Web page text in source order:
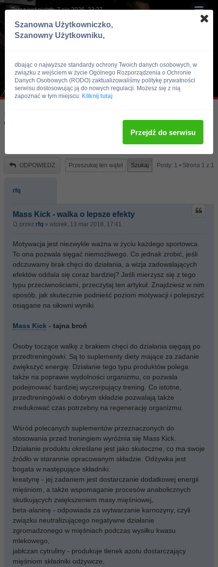
Teraz jest piątek, 7 sie 2026, 23:27
Skocz do:
Odżywki i suplementy
Mass Kick - walka o lepsze efekty
ODPOWIEDZ Posty: 1 • Strona 1 z 1
rfq
Mass Kick - walka o lepsze efekty
przez rfq » wtorek, 13 mar 2018, 17:41
Motywacja jest niezwykle ważna w życiu każdego sportowca.
To ona pozwala sięgać niemożliwego. Co jednak zrobić, jeśli
odczuwamy brak chęci do działania, a wizja zadowalających
efektów oddala się coraz bardziej? Jeśli mierzysz się z tego
typu przeciwnościami, przeczytaj ten artykuł. Znajdziesz w nim
sposób, jak skutecznie podnieść poziom motywacji i polepszyć
osiągane na siłowni wyniki.
Mass Kick - tajna broń
Osoby toczące walkę z brakiem chęci do działania sięgają po
przedtreningówki. Są to suplementy diety mające za zadanie
zwiększyć energię. Działanie tego typu produktów polega
także na poprawie wydolności organizmu, co pozwala
podejmować bardziej wyczerpujący trening. Co istotne,
przedtreningówki o dobrym składzie pozwalają także
zredukować czas potrzebny na regenerację organizmu.
Wśród polecanych suplementów przeznaczonych do
stosowania przed treningiem wyróżnia się Mass Kick.
Działanie produktu określane jest jako skuteczne, co ma swoje
źródło w starannie opracowanym składzie. Odżywka jest
bogata w następujące składniki:
kreatynę - jej zadaniem jest dostarczanie dodatkowej energii
mięśniom, a także wspomaganie procesów anabolicznych
skutkujących zwiększeniem masy mięśniowej,
beta-alaninę - odpowiada za wytwarzanie karnozyny, czyli
związku neutralizującego negatywne działanie
zgromadzonego w mięśniach podczas wysiłku kwasu
mlekowego,
jabłczan cytruliny - produkuje tlenek azotu dostarczający
mięśniom składniki odżywcze,
Szanowna Użytkowniczko,
Szanowny Użytkowniku,
dbając o najwyższe standardy ochrony Twoich danych osobowych, w
związku z wejściem w życie Ogólnego Rozporządzenia o Ochronie
Danych Osobowych (RODO) zaktualizowaliśmy politykę prywatności
serwisu dostosowując ją do nowych regulacji. Możesz się z nią
zapoznać w tym miejscu: Kliknij tutaj
Przejdź do serwisu